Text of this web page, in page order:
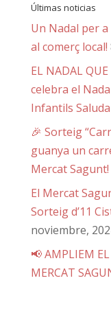
Últimas noticias
Un Nadal per
al comerç local!
EL NADAL
celebra el
Infantils
🎉 Sorteig
guanya un
Mercat
El Mercat
Sorteig d’11
noviembre,
📢 AMPLIEM
MERCAT